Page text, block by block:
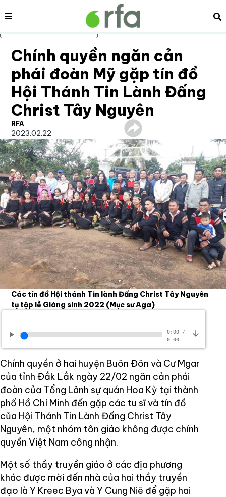
Bỏ qua nội dung chính
Nội dung
Chính quyền ngăn cản
phái đoàn Mỹ gặp tín đồ
Hội Thánh Tin Lành Đấng
Christ Tây Nguyên
RFA
2023.02.22
Các tín đồ Hội thánh Tin lành Đấng Christ Tây Nguyên
tụ tập lễ Giáng sinh 2022 (Mục sư Aga)
0:00/
0:00
Chính quyền ở hai huyện Buôn Đôn và Cư Mgar
của tỉnh Đắk Lắk ngày 22/02 ngăn cản phái
đoàn của Tổng Lãnh sự quán Hoa Kỳ tại thành
phố Hồ Chí Minh đến gặp các tu sĩ và tín đồ
của Hội Thánh Tin Lành Đấng Christ Tây
Nguyên, một nhóm tôn giáo không được chính
quyền Việt Nam công nhận.
Một số thầy truyền giáo ở các địa phương
khác được mời đến nhà của hai thầy truyền
đạo là Y Kreec Bya và Y Cung Niê để gặp hai